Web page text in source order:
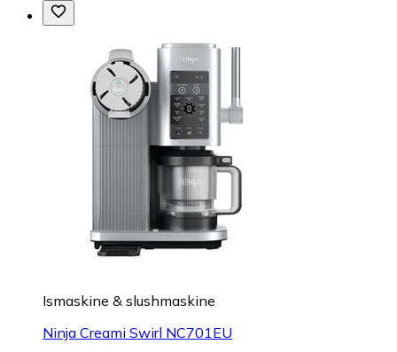
Ismaskine & slushmaskine
Ninja Creami Swirl NC701EU